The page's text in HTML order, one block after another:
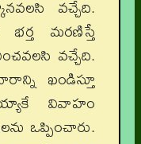
వచ్చేది.
భర్త మరణిస్తే
వచ్చేది.
ఖండిస్తూ
వివాహం
ఒప్పించారు.